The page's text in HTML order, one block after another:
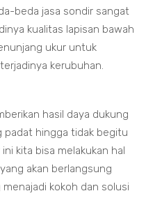
beda jasa sondir sangat
kualitas lapisan bawah
ukur untuk
kerubuhan.
hasil daya dukung
padat hingga tidak begitu
kita bisa melakukan hal
akan berlangsung
kokoh dan solusi